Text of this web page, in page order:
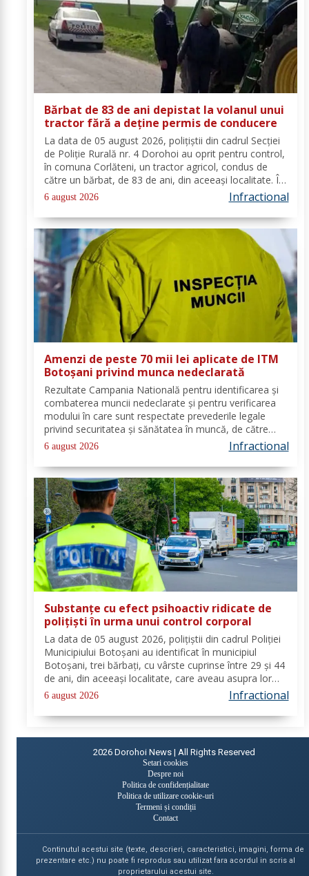
Bărbat de 83 de ani depistat la volanul unui
tractor fără a deține permis de conducere
La data de 05 august 2026, polițiștii din cadrul Secției
de Poliție Rurală nr. 4 Dorohoi au oprit pentru control,
în comuna Corlăteni, un tractor agricol, condus de
către un bărbat, de 83 de ani, din aceeași localitate. În
urma verificărilor efectuate de către polițiști, s-a
constatat faptul că...
6 august 2026 Infractional
Amenzi de peste 70 mii lei aplicate de ITM
Botoșani privind munca nedeclarată
Rezultate Campania Natională pentru identificarea și
combaterea muncii nedeclarate și pentru verificarea
modului în care sunt respectate prevederile legale
privind securitatea și sănătatea în muncă, de către
angajatorii care desfășoară activități în domeniul
Industria alimentară - cod CAEN 10....
6 august 2026 Infractional
Substanțe cu efect psihoactiv ridicate de
polițiști în urma unui control corporal
La data de 05 august 2026, polițiștii din cadrul Poliției
Municipiului Botoșani au identificat în municipiul
Botoșani, trei bărbați, cu vârste cuprinse între 29 și 44
de ani, din aceeași localitate, care aveau asupra lor
substanțe psihoactive. În urma efectuării controlului
corporal asupra unuia...
6 august 2026 Infractional
2026 Dorohoi News | All Rights Reserved
Setari cookies
Despre noi
Politica de confidențialitate
Politica de utilizare cookie-uri
Termeni și condiții
Contact
Continutul acestui site (texte, descrieri, caracteristici, imagini, forma de
prezentare etc.) nu poate fi reprodus sau utilizat fara acordul in scris al
proprietarului acestui site.